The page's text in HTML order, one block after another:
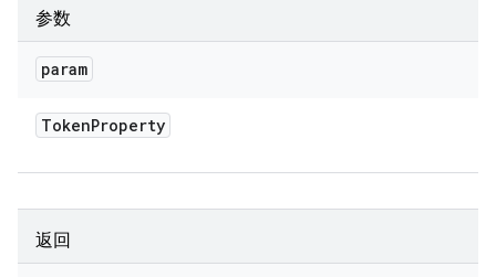
参数
param
TokenProperty
返回